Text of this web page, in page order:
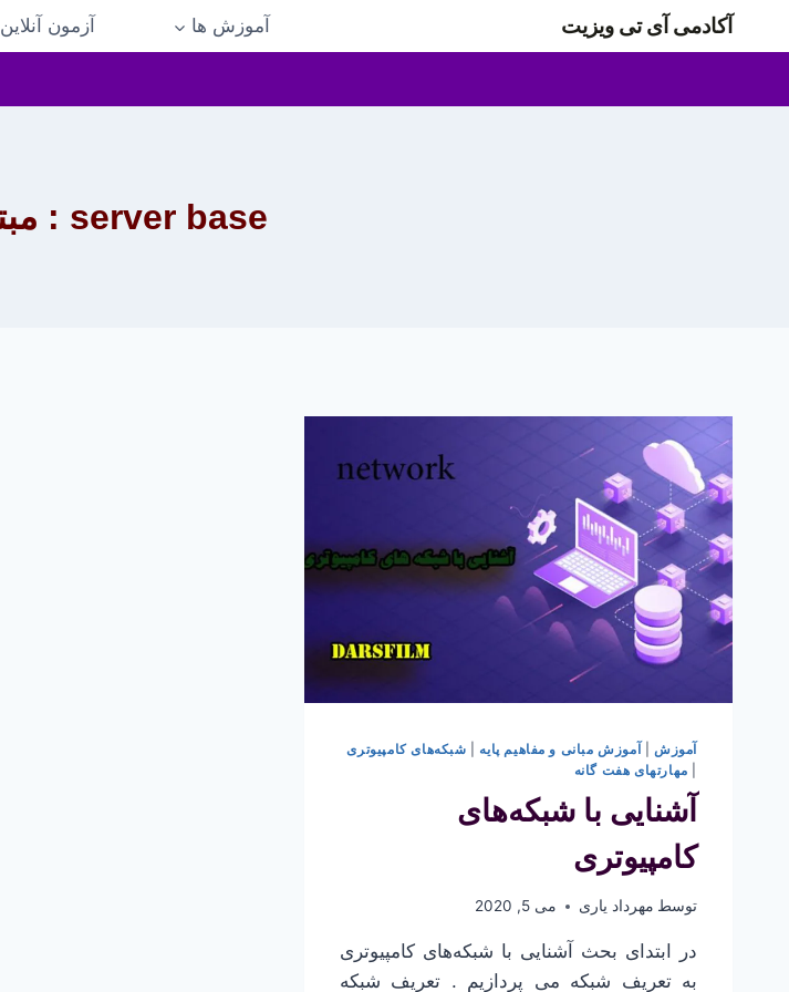
بازگشتآکادمی آی تی ویزیت آموزش ها آزمون آنلاین
server base : مبتنی بر سرور
آموزش |آموزش مبانی و مفاهیم پایه
شبکه‌های کامپیوتری
مهارتهای هفت گانه
آشنایی با شبکه‌های
کامپیوتری
توسط مهرداد یاری می 5, 2020
در ابتدای بحث آشنایی با شبکه‌های کامپیوتری
به تعریف شبکه می پردازیم . تعریف شبکه